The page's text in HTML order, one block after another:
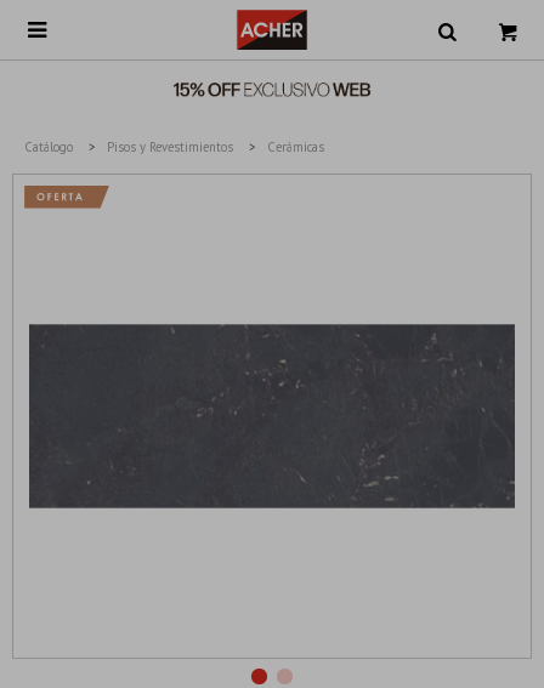

Catálogo Pisos y Revestimientos Cerámicas